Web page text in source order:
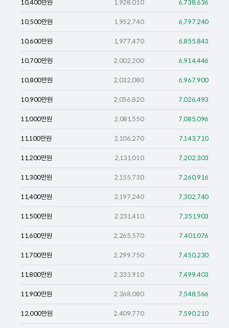
10,400만원 1,928,010 6,738,636
10,500만원 1,952,740 6,797,240
10,600만원 1,977,470 6,855,843
10,700만원 2,002,200 6,914,446
10,800만원 2,032,080 6,967,900
10,900만원 2,056,820 7,026,493
11,000만원 2,081,550 7,085,096
11,100만원 2,106,270 7,143,710
11,200만원 2,131,010 7,202,303
11,300만원 2,155,730 7,260,916
11,400만원 2,197,240 7,302,740
11,500만원 2,231,410 7,351,903
11,600만원 2,265,570 7,401,076
11,700만원 2,299,750 7,450,230
11,800만원 2,333,910 7,499,403
11,900만원 2,368,080 7,548,566
12,000만원 2,409,770 7,590,210